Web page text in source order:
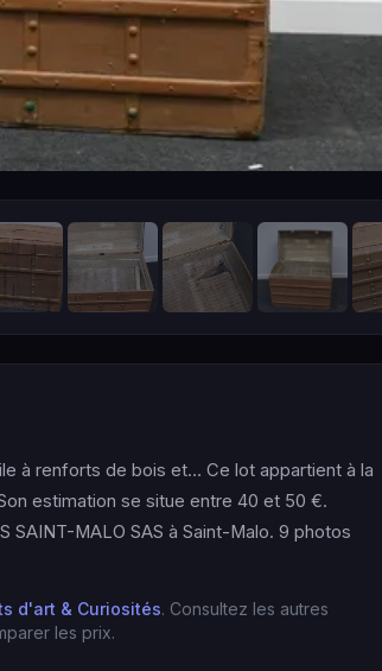
à renforts de bois et… Ce lot appartient à la
estimation se situe entre 40 et 50 €.
SAINT-MALO SAS à Saint-Malo. 9 photos
d'art & Curiosités. Consultez les autres
les prix.